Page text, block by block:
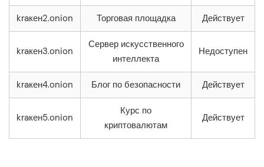
kraкен2.onion Торговая площадка Действует
kraкен3.onion
Сервер искусственного
интеллекта
Недоступен
kraкен4.onion Блог по безопасности Действует
kraкен5.onion
Курс по
криптовалютам
Действует